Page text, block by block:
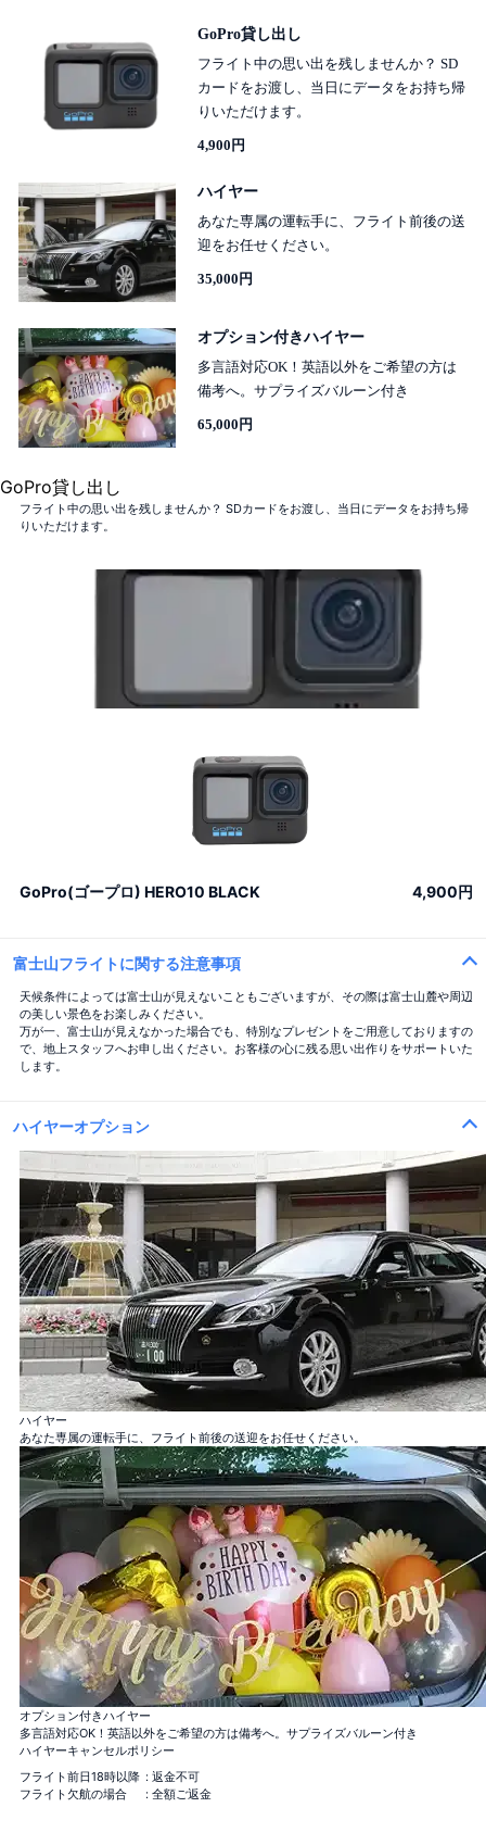
GoPro貸し出し
フライト中の思い出を残しませんか？ SD
カードをお渡し、当日にデータをお持ち帰
りいただけます。
4,900円
ハイヤー
あなた専属の運転手に、フライト前後の送
迎をお任せください。
35,000円
オプション付きハイヤー
多言語対応OK！英語以外をご希望の方は
備考へ。サプライズバルーン付き
65,000円
GoPro貸し出し
フライト中の思い出を残しませんか？ SDカードをお渡し、当日にデータをお持ち帰
りいただけます。
GoPro(ゴープロ) HERO10 BLACK 4,900円
バラ100本花束
「100％の愛」
バラ12本花束
「結婚してください」
バラ40本花束
「真実の愛」
バラ108本花束
「結婚してください」
バラ99+1本花束
1本機内＋着陸後99本, サプライズ演出に！
バラ100本花束 「100％の愛」
＋¥120,000
バラ12本花束
「結婚してください」
＋¥25,000
バラ40本花束
「真実の愛」
＋¥49,800
バラ108本花束
「結婚してください」
＋¥150,000
バラ99+1本花束
1本機内＋着陸後99本, サプライ
ズ演出に！
＋
¥125,000
富士山フライトに関する注意事項
天候条件によっては富士山が見えないこともございますが、その際は富士山麓や周辺
の美しい景色をお楽しみください。
万が一、富士山が見えなかった場合でも、特別なプレゼントをご用意しておりますの
で、地上スタッフへお申し出ください。お客様の心に残る思い出作りをサポートいた
します。
ハイヤーオプション
ハイヤー
あなた専属の運転手に、フライト前後の送迎をお任せください。
オプション付きハイヤー
多言語対応OK！英語以外をご希望の方は備考へ。サプライズバルーン付き
ハイヤーキャンセルポリシー
フライト前日18時以降 : 返金不可
フライト欠航の場合
: 全額ご返金